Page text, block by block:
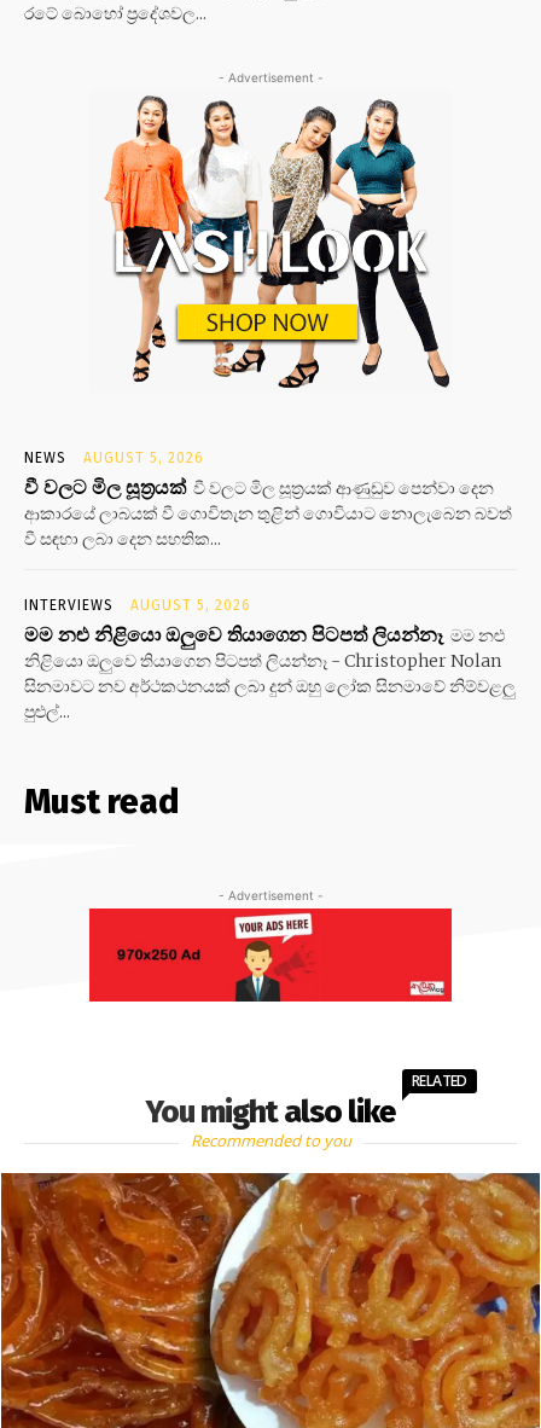
රටේ බොහෝ ප්‍රදේශවල...
- Advertisement -
NEWS AUGUST 5, 2026
වී වලට මිල සූත්‍රයක් වී වලට මිල සූත්‍රයක් ආණුඩුව පෙන්වා දෙන
ආකාරයේ ලාබයක් වී ගොවිතැන තුළින් ගොවියාට නොලැබෙන බවත්
වී සඳහා ලබා දෙන සහතික...
INTERVIEWS AUGUST 5, 2026
මම නළු නිළියො ඔලුවෙ තියාගෙන පිටපත් ලියන්නෑ මම නළු
නිළියො ඔලුවෙ තියාගෙන පිටපත් ලියන්නෑ - Christopher Nolan
සිනමාවට නව අර්ථකථනයක් ලබා දුන් ඔහු ලෝක සිනමාවේ නිම්වළලු
පුළුල්...
Must read
- Advertisement -
You might also like
RELATED
Recommended to you